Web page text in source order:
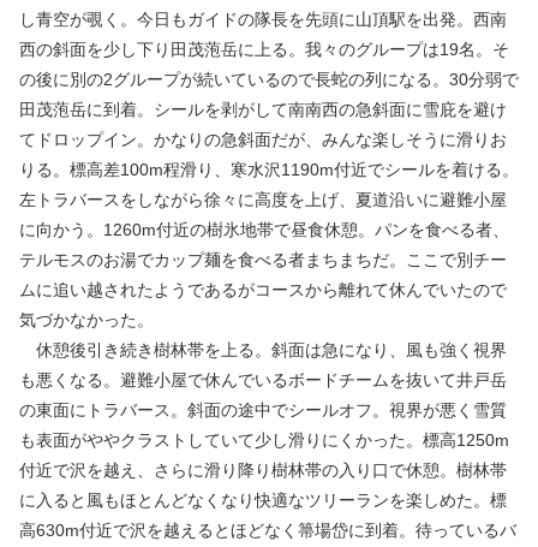
し青空が覗く。今日もガイドの隊長を先頭に山頂駅を出発。西南
西の斜面を少し下り田茂萢岳に上る。我々のグループは19名。そ
の後に別の2グループが続いているので長蛇の列になる。30分弱で
田茂萢岳に到着。シールを剥がして南南西の急斜面に雪庇を避け
てドロップイン。かなりの急斜面だが、みんな楽しそうに滑りお
りる。標高差100m程滑り、寒水沢1190m付近でシールを着ける。
左トラバースをしながら徐々に高度を上げ、夏道沿いに避難小屋
に向かう。1260m付近の樹氷地帯で昼食休憩。パンを食べる者、
テルモスのお湯でカップ麺を食べる者まちまちだ。ここで別チー
ムに追い越されたようであるがコースから離れて休んでいたので
気づかなかった。
休憩後引き続き樹林帯を上る。斜面は急になり、風も強く視界
も悪くなる。避難小屋で休んでいるボードチームを抜いて井戸岳
の東面にトラバース。斜面の途中でシールオフ。視界が悪く雪質
も表面がややクラストしていて少し滑りにくかった。標高1250m
付近で沢を越え、さらに滑り降り樹林帯の入り口で休憩。樹林帯
に入ると風もほとんどなくなり快適なツリーランを楽しめた。標
高630m付近で沢を越えるとほどなく箒場岱に到着。待っているバ